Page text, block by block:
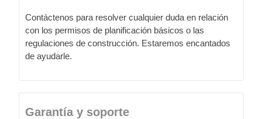
Contáctenos para resolver cualquier duda en relación
con los permisos de planificación básicos o las
regulaciones de construcción. Estaremos encantados
de ayudarle.
Garantía y soporte